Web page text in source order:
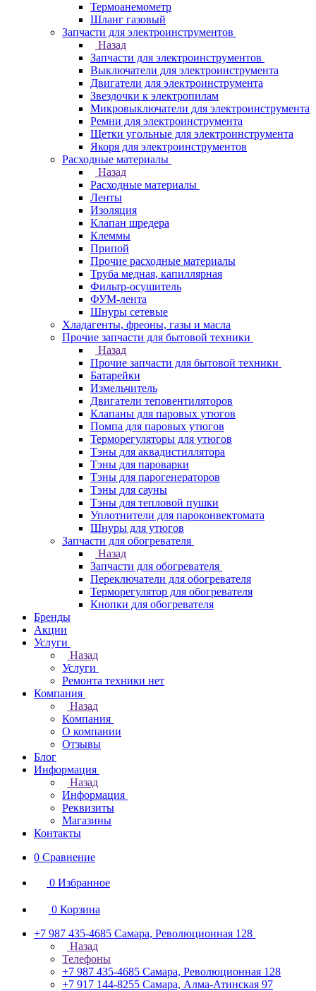
Термоанемометр
Шланг газовый
Запчасти для электроинструментов
Назад
Запчасти для электроинструментов
Выключатели для электроинструмента
Двигатели для электроинструмента
Звездочки к электропилам
Микровыключатели для электроинструмента
Ремни для электроинструмента
Щетки угольные для электроинструмента
Якоря для электроинструментов
Расходные материалы
Назад
Расходные материалы
Ленты
Изоляция
Клапан шредера
Клеммы
Припой
Прочие расходные материалы
Труба медная, капиллярная
Фильтр-осушитель
ФУМ-лента
Шнуры сетевые
Хладагенты, фреоны, газы и масла
Прочие запчасти для бытовой техники
Назад
Прочие запчасти для бытовой техники
Батарейки
Измельчитель
Двигатели теповентиляторов
Клапаны для паровых утюгов
Помпа для паровых утюгов
Терморегуляторы для утюгов
Тэны для аквадистиллятора
Тэны для пароварки
Тэны для парогенераторов
Тэны для сауны
Тэны для тепловой пушки
Уплотнители для пароконвектомата
Шнуры для утюгов
Запчасти для обогревателя
Назад
Запчасти для обогревателя
Переключатели для обогревателя
Терморегулятор для обогревателя
Кнопки для обогревателя
Бренды
Акции
Услуги
Назад
Услуги
Ремонта техники нет
Компания
Назад
Компания
О компании
Отзывы
Блог
Информация
Назад
Информация
Реквизиты
Магазины
Контакты
0 Сравнение
0 Избранное
0 Корзина
+7 987 435-4685 Самара, Революционная 128
Назад
Телефоны
+7 987 435-4685 Самара, Революционная 128
+7 917 144-8255 Самара, Алма-Атинская 97